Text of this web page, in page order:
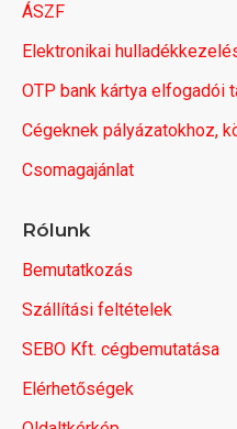
ÁSZF
Elektronikai
OTP bank kártya elfogadói
Cégeknek pályázatokhoz,
Csomagajánlat
Rólunk
Bemutatkozás
Szállítási feltételek
SEBO Kft. cégbemutatása
Elérhetőségek